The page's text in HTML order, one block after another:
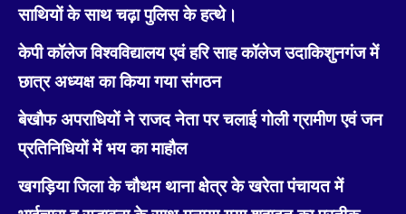
साथियों के साथ चढ़ा पुलिस के हत्थे।
केपी कॉलेज विश्वविद्यालय एवं हरि साह कॉलेज उदाकिशुनगंज में
छात्र अध्यक्ष का किया गया संगठन
बेखौफ अपराधियों ने राजद नेता पर चलाई गोली ग्रामीण एवं जन
प्रतिनिधियों में भय का माहौल
खगड़िया जिला के चौथम थाना क्षेत्र के खरेता पंचायत में